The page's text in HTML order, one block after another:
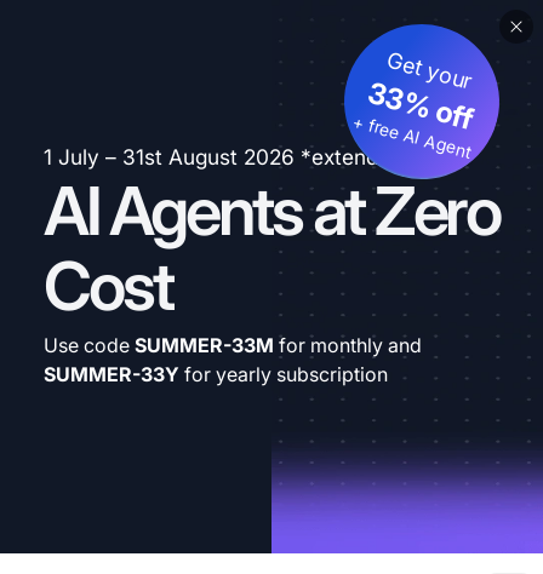
1 July – 31st August 2026 *extended
AI Agents at Zero
Cost
Get your
33% off
+ free AI Agent
Use code SUMMER-33M for monthly and
SUMMER-33Y for yearly subscription